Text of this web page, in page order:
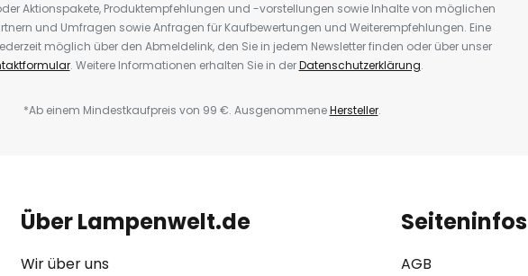
Aktionspakete, Produktempfehlungen und -vorstellungen sowie Inhalte von möglichen
und Umfragen sowie Anfragen für Kaufbewertungen und Weiterempfehlungen. Eine
möglich über den Abmeldelink, den Sie in jedem Newsletter finden oder über unser
. Weitere Informationen erhalten Sie in derDatenschutzerklärung.
*Ab einem Mindestkaufpreis von 99 €. AusgenommeneHersteller.
Über Lampenwelt.de
Wir über uns
Seiteninfos
AGB